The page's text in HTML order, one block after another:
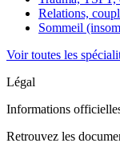
Relations,
Sommeil
Voir toutes les
Légal
Informations
Retrouvez les